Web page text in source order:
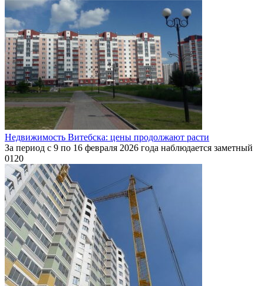
Недвижимость Витебска: цены продолжают расти
За период с 9 по 16 февраля 2026 года наблюдается заметный
0120